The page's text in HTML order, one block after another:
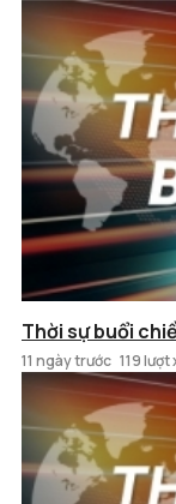
Thời sự buổi
11 ngày trước 119 lượt